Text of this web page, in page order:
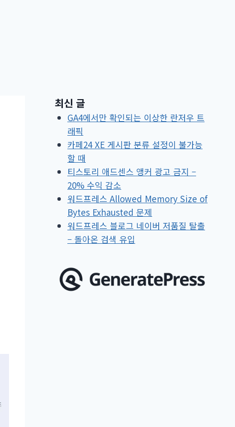
최신 글
GA4에서만 확인되는 이상한 란저우 트
래픽
카페24 XE 게시판 분류 설정이 불가능
할 때
티스토리 애드센스 앵커 광고 금지 –
20% 수익 감소
워드프레스 Allowed Memory Size of
Bytes Exhausted 문제
워드프레스 블로그 네이버 저품질 탈출
– 돌아온 검색 유입